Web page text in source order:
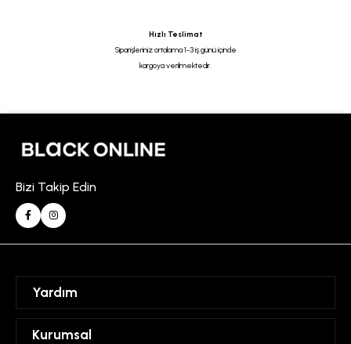
Hızlı Teslimat
Siparişleriniz ortalama 1-3 iş günü içinde
kargoya verilmektedir.
Bizi Takip Edin
Yardım
Kurumsal